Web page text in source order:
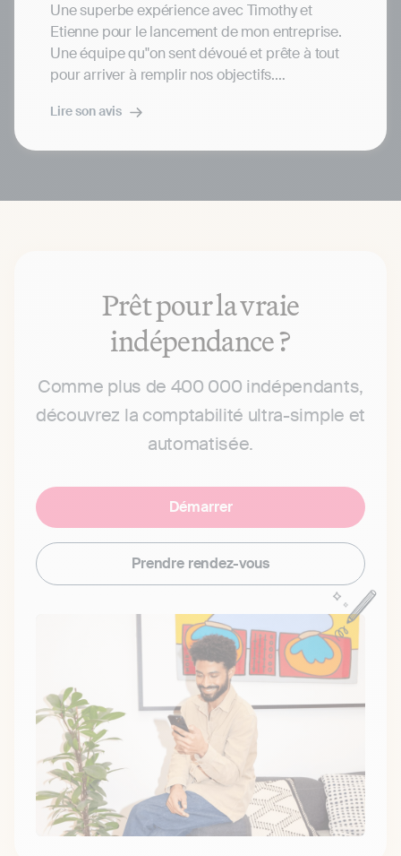
Une superbe expérience avec Timothy et
Etienne pour le lancement de mon entreprise.
Une équipe qu"on sent dévoué et prête à tout
pour arriver à remplir nos objectifs.
Au petit soin et super commerçant, CA n’hésite
Un prix défiant toute concurrence en plus de
Lire son avis
Prêt pour la vraie
indépendance ?
Comme plus de 400 000 indépendants,
découvrez la comptabilité ultra-simple et
automatisée.
Démarrer
Prendre rendez-vous